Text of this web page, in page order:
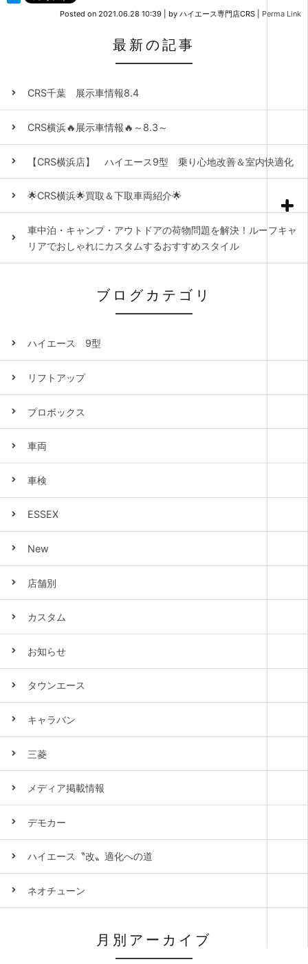
Posted on 2021.06.28 10:39 by ハイエース専門店CRS Perma Link
最新の記事
CRS千葉 展示車情報8.4
CRS横浜🔥展示車情報🔥～8.3～
【CRS横浜店】 ハイエース9型 乗り心地改善＆室内快適化
🌟CRS横浜🌟買取＆下取車両紹介🌟
車中泊・キャンプ・アウトドアの荷物問題を解決！ルーフキャ
リアでおしゃれにカスタムするおすすめスタイル
ブログカテゴリ
ハイエース 9型
リフトアップ
プロボックス
車両
車検
ESSEX
New
店舗別
カスタム
お知らせ
タウンエース
キャラバン
三菱
メディア掲載情報
デモカー
ハイエース〝改〟適化への道
ネオチューン
月別アーカイブ